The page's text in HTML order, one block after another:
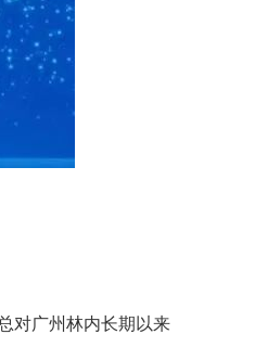
对广州林内长期以来